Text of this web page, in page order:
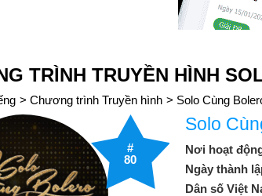
TRÌNH TRUYỀN HÌNH
> Chương trình Truyền hình > Solo Cùng
#
80
Solo
Nơi hoạt
Ngày thành
Dân số Việt